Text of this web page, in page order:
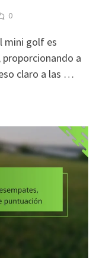
0
mini golf es
a
claro a las …